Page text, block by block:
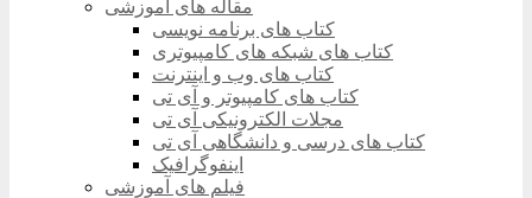
مقاله های آموزشی
کتاب های برنامه نویسی
کتاب های شبکه های کامپیوتری
کتاب های وب و اینترنت
کتاب های کامپیوتر و آی تی
مجلات الکترونیکی آی تی
کتاب های درسی و دانشگاهی آی تی
اینفوگرافیک
فیلم های آموزشی